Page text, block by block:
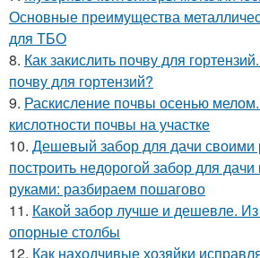
Основные преимущества
для ТБО
8. Как закислить почву для
почву для гортензий?
9. Раскисление почвы осенью
кислотности почвы на участке
10. Дешевый забор для дачи своими
построить недорогой забор для
руками: разбираем пошагово
11. Какой забор лучше и дешевле. Из
опорные столбы
12. Как находчивые хозяйки